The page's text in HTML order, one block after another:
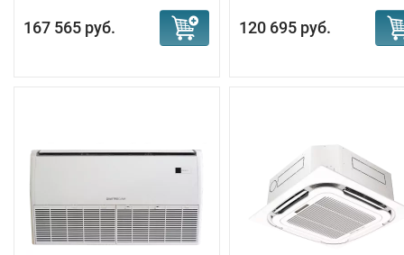
167 565 руб. 120 695 руб.